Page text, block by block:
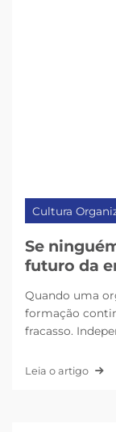
Cultura
Se
futuro da
Quando uma
formação
fracasso.
Leia o artigo